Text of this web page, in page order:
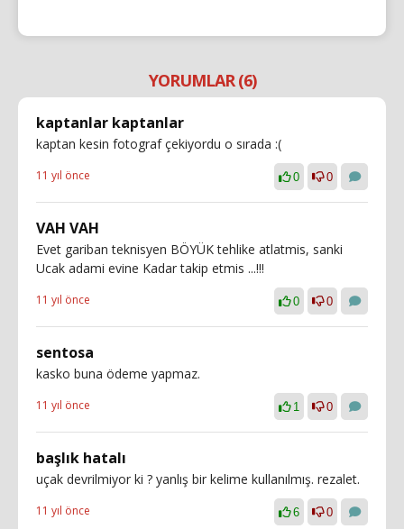
YORUMLAR (6)
kaptanlar kaptanlar
kaptan kesin fotograf çekiyordu o sırada :(
11 yıl önce 0 0
VAH VAH
Evet gariban teknisyen BÖYÜK tehlike atlatmis, sanki
Ucak adami evine Kadar takip etmis ...!!!
11 yıl önce 0 0
sentosa
kasko buna ödeme yapmaz.
11 yıl önce 1 0
başlık hatalı
uçak devrilmiyor ki ? yanlış bir kelime kullanılmış. rezalet.
11 yıl önce 6 0